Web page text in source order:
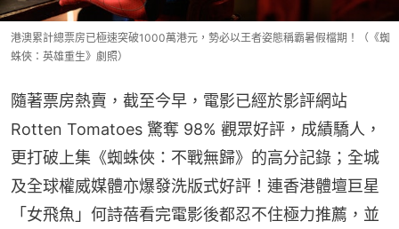
港澳累計總票房已極速突破1000萬港元，勢必以王者姿態稱霸暑假檔期！（《蜘
蛛俠：英雄重生》劇照）
隨著票房熱賣，截至今早，電影已經於影評網站
Rotten Tomatoes 驚奪 98% 觀眾好評，成績驕人，
更打破上集《蜘蛛俠：不戰無歸》的高分記錄；全城
及全球權威媒體亦爆發洗版式好評！連香港體壇巨星
「女飛魚」何詩蓓看完電影後都忍不住極力推薦，並